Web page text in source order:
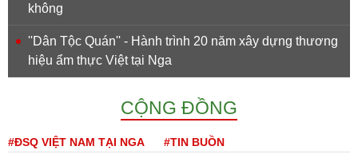
không
''Dân Tộc Quán'' - Hành trình 20 năm xây dựng thương
hiệu ẩm thực Việt tại Nga
CỘNG ĐỒNG
#ĐSQ VIỆT NAM TẠI NGA #TIN BUỒN